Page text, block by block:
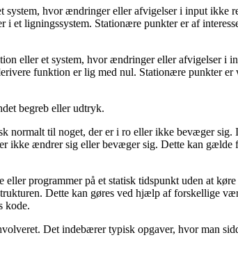
hvor ændringer eller afvigelser i input ikke
ligningssystem. Stationære punkter er af
eller et system, hvor ændringer eller afvigelser i
funktion er lig med nul. Stationære punkter er
begreb eller udtryk.
til noget, der er i ro eller ikke bevæger sig.
ikke ændrer sig eller bevæger sig. Dette kan
programmer på et statisk tidspunkt uden at
Dette kan gøres ved hjælp af forskellige
kode.
Det indebærer typisk opgaver, hvor man